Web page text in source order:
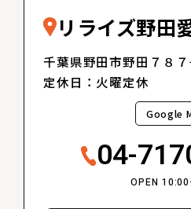
リライズ野田
千葉県野田市野田７８７
定休日：火曜定休
Google
04-
OPEN